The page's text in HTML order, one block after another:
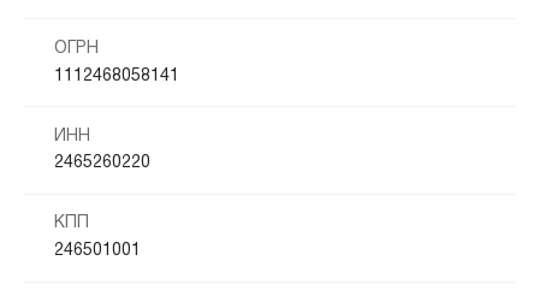
ОГРН
1112468058141
ИНН
2465260220
КПП
246501001